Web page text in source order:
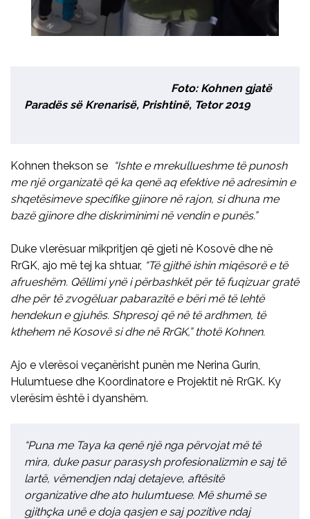
Foto: Kohnen gjatë
Paradës së Krenarisë, Prishtinë, Tetor 2019
Kohnen thekson se “Ishte e mrekullueshme të punosh
me një organizatë që ka qenë aq efektive në adresimin e
shqetësimeve specifike gjinore në rajon, si dhuna me
bazë gjinore dhe diskriminimi në vendin e punës.”
Duke vlerësuar mikpritjen që gjeti në Kosovë dhe në
RrGK, ajo më tej ka shtuar, “Të gjithë ishin miqësorë e të
afrueshëm. Qëllimi ynë i përbashkët për të fuqizuar gratë
dhe për të zvogëluar pabarazitë e bëri më të lehtë
hendekun e gjuhës. Shpresoj që në të ardhmen, të
kthehem në Kosovë si dhe në RrGK,” thotë Kohnen.
Ajo e vlerësoi veçanërisht punën me Nerina Gurin,
Hulumtuese dhe Koordinatore e Projektit në RrGK. Ky
vlerësim është i dyanshëm.
“Puna me Taya ka qenë një nga përvojat më të
mira, duke pasur parasysh profesionalizmin e saj të
lartë, vëmendjen ndaj detajeve, aftësitë
organizative dhe ato hulumtuese. Më shumë se
gjithçka unë e doja qasjen e saj pozitive ndaj